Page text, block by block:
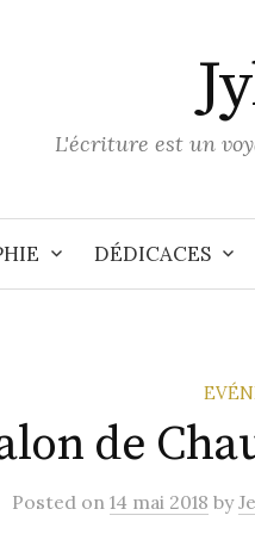
L'écriture est un
DÉDICACES
de
Posted on 14 mai 2018 by